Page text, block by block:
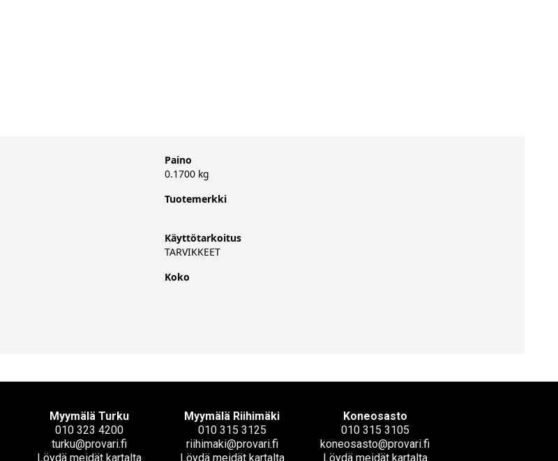
Paino
0.1700 kg
Tuotemerkki
Käyttötarkoitus
TARVIKKEET
Koko
Myymälä Turku
010 323 4200
turku@provari.fi
Löydä meidät kartalta
Myymälä Riihimäki
010 315 3125
riihimaki@provari.fi
Löydä meidät kartalta
Koneosasto
010 315 3105
koneosasto@provari.fi
Löydä meidät kartalta